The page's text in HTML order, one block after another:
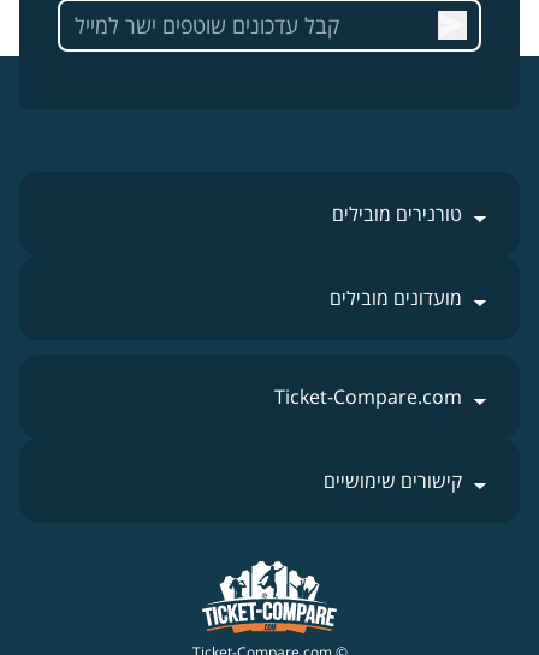
טורנירים מובילים
מועדונים מובילים
Ticket-Compare.com
קישורים שימושיים